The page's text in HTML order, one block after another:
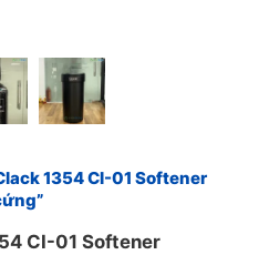
1354 CI-01 Softener
CI-01 Softener